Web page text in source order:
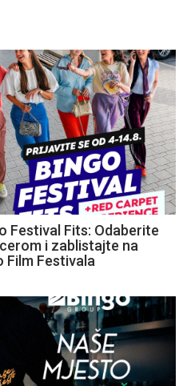
Festival Fits: Odaberite
i zablistajte na
Film Festivala